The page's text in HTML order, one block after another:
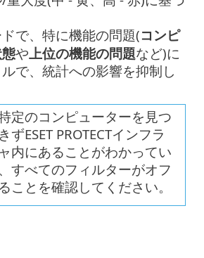
で、特に機能の問題(コンピ
や 上位の機能の問題など)に
で、統計への影響を抑制し
定のコンピューターを見つ
ずESET PROTECTインフラ
内にあることがわかってい
すべてのフィルターがオフ
ことを確認してください。